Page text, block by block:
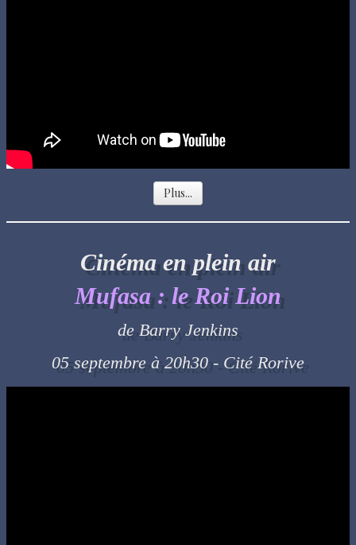
Plus...
Cinéma en plein air
Mufasa : le Roi Lion
de Barry Jenkins
05 septembre à 20h30 - Cité Rorive